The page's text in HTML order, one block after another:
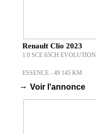
Renault Clio 2023
1.0 SCE 65CH EVOLUTION
ESSENCE - 49 145 KM
→ Voir l'annonce